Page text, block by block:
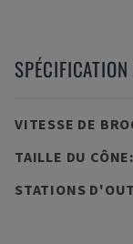
VITESSE DE
TAILLE DU CÔNE:
STATIONS